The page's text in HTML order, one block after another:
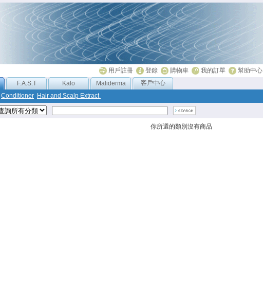
用戶註冊 登錄 購物車 我的訂單 幫助中心
F.A.S.T Kalo Maliderma
客戶中心
Conditioner Hair and Scalp Extract
你所選的類別沒有商品